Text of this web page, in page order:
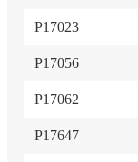
P17023
P17056
P17062
P17647